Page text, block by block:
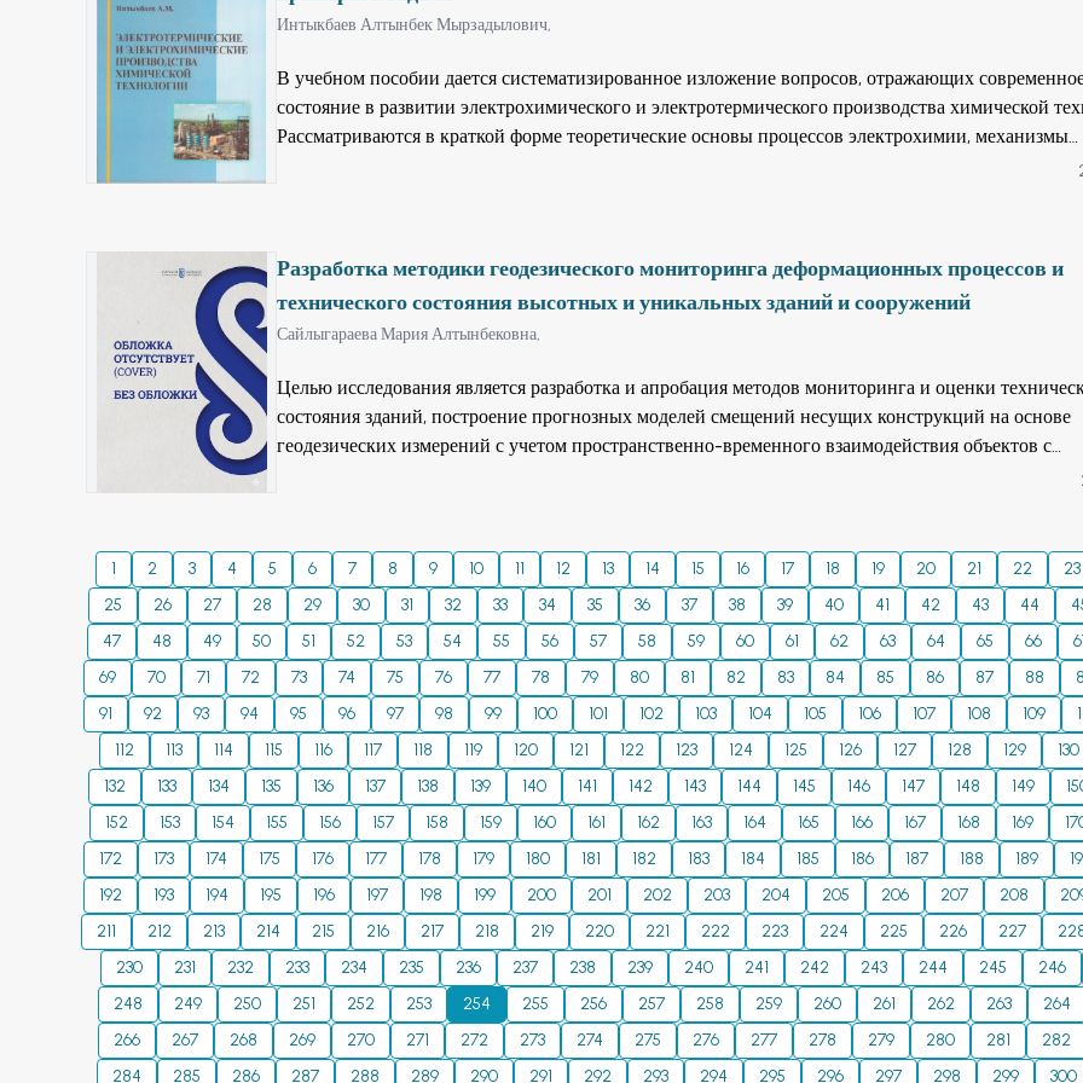
также магистрантам старших курсов химических, химико-технологических и металлургических
технологий.
Интыкбаев Алтынбек Мырзадылович,
В учебном пособии дается систематизированное изложение вопросов, отражающих
состояние в развитии электрохимического и электротермического производства химической
Рассматриваются в краткой форме теоретические основы процессов электрохимии, механизмы
протекающих на электродах реакций и некоторые технологические схемы описываемых
полезно для бакалавров специальностей металлургического и ядерно-химического направлений
Разработка методики геодезического мониторинга деформационных процессов и
технического состояния высотных и уникальных зданий и сооружений
Сайлыгараева Мария Алтынбековна,
Целью исследования является разработка и апробация методов мониторинга и оценки
состояния зданий, построение прогнозных моделей смещений несущих конструкций на основе
геодезических измерений с учетом пространственно-временного взаимодействия объектов с
геологической и сейсмической средой со значениями энергетического класса землетрясения
1 2 3 4 5 6 7 8 9 10 11 12 13 14 15 16 17 18 19 20 21 22 23
25
26 27 28 29 30 31 32 33 34 35 36 37 38 39 40 41 42 43 44
47
48 49 50 51 52 53 54 55 56 57 58 59 60 61 62 63 64 65 66
69
70 71 72 73 74 75 76 77 78 79 80 81 82 83 84 85 86 87 88
91
92 93 94 95 96 97 98 99 100 101 102 103 104 105 106 107 108 109
112
113 114 115 116 117 118 119 120 121 122 123 124 125 126 127 128 129 130
132
133 134 135 136 137 138 139 140 141 142 143 144 145 146 147 148 149
152
153 154 155 156 157 158 159 160 161 162 163 164 165 166 167 168 169
172
173 174 175 176 177 178 179 180 181 182 183 184 185 186 187 188 189
192
193 194 195 196 197 198 199 200 201 202 203 204 205 206 207 208
211
212 213 214 215 216 217 218 219 220 221 222 223 224 225 226 227
230
231 232 233 234 235 236 237 238 239 240 241 242 243 244 245 246
248
249 250 251 252 253 254 255 256 257 258 259 260 261 262 263 264
266
267 268 269 270 271 272 273 274 275 276 277 278 279 280 281 282
284
285 286 287 288 289 290 291 292 293 294 295 296 297 298 299 300